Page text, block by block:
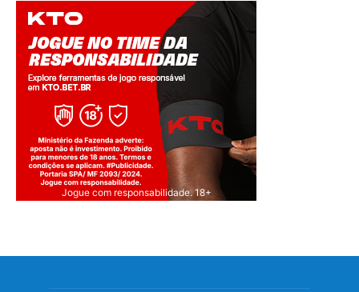
Jogue com responsabilidade. 18+